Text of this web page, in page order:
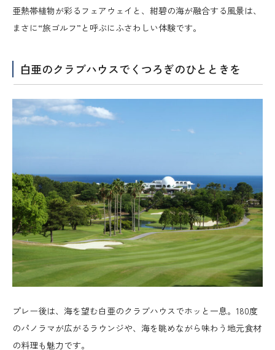
亜熱帯植物が彩るフェアウェイと、紺碧の海が融合する風景は、
まさに“旅ゴルフ”と呼ぶにふさわしい体験です。
白亜のクラブハウスでくつろぎのひとときを
プレー後は、海を望む白亜のクラブハウスでホッと一息。180度
のパノラマが広がるラウンジや、海を眺めながら味わう地元食材
の料理も魅力です。